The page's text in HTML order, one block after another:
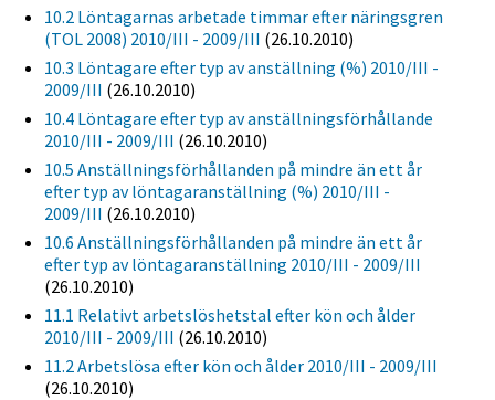
10.2 Löntagarnas arbetade timmar efter näringsgren
(TOL 2008) 2010/III - 2009/III (26.10.2010)
10.3 Löntagare efter typ av anställning (%) 2010/III -
2009/III (26.10.2010)
10.4 Löntagare efter typ av anställningsförhållande
2010/III - 2009/III (26.10.2010)
10.5 Anställningsförhållanden på mindre än ett år
efter typ av löntagaranställning (%) 2010/III -
2009/III (26.10.2010)
10.6 Anställningsförhållanden på mindre än ett år
efter typ av löntagaranställning 2010/III - 2009/III
(26.10.2010)
11.1 Relativt arbetslöshetstal efter kön och ålder
2010/III - 2009/III (26.10.2010)
11.2 Arbetslösa efter kön och ålder 2010/III - 2009/III
(26.10.2010)